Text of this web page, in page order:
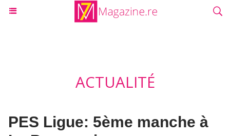
ACTUALITÉ
PES Ligue: 5ème manche à